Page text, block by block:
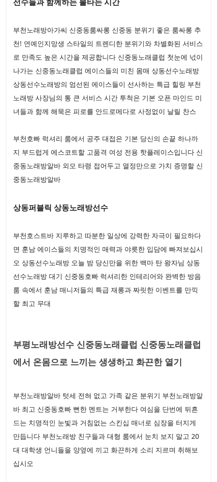
부천노래방아가씨 신중동룸싸롱 신중동 분위기 좋은 룸싸롱 추
천! 연예인지망생 스타일의 트렌디한 분위기와 차별화된 서비스
로 만족도 높은 시간을 제공합니다 신중동노래클럽 첫눈에 넋이
나가는 신중동노래클럽 에이스들의 미친 몸매 상동선수노래방
상동선수노래방의 엄선된 에이스들이 선사하는 특급 힐링 부천
노래방 사장님의 통 큰 서비스 시간 투척은 기본 오픈 마인드 미
녀들과 함께 해묵은 피로를 안드로메다로 사정없이 날릴 찬스
부천호빠 럭셔리 룸에서 공주 대접은 기본 당신의 손끝 하나까
지 부드럽게 에스코트할 고품격 여성 전용 핫플레이스입니다 신
중동노래방알바 외모 타령 접어두고 열정만으로 가치 증명할 신
중동노래방알바
상동퍼블릭 상동노래방선수
부천호스트바 지루하고 따분한 일상에 강력한 자극이 필요하다
면 훈남 에이스들의 치명적인 매력과 야릇한 입담에 빠져보십시
오 상동선수노래방 오늘 밤 당신만을 위한 백마 탄 왕자님 상동
선수노래방 대기 신중동호빠 럭셔리한 인테리어와 완벽한 방음
룸 속에서 훈남 매니저들의 특급 재롱과 짜릿한 이벤트를 만끽
할 최고 무대
부평노래방선수 신중동노래클럽 신중동노래클럽
에서 온몸으로 느끼는 생생하고 화끈한 열기
부천노래방알바 텃세 전혀 없고 가족 같은 분위기 부천노래방알
바 최고 신중동호빠 뻔한 멘트는 거부한다 여심을 단번에 뒤흔
드는 치명적인 눈빛과 거침없는 스킨십 매너로 심장을 터지게
만듭니다 부천노래방 친구들과 대형 룸에서 눈치 보지 말고 20
대 대학생 언니들을 양옆에 끼고 화끈하게 소리 지르며 취해보
십시오